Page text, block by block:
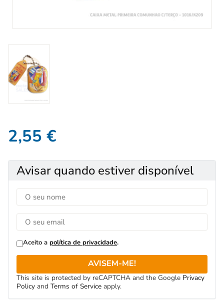
2,55 €
Avisar quando estiver disponível
Aceito a política de privacidade.
AVISEM-ME!
This site is protected by reCAPTCHA and the Google Privacy
Policy and Terms of Service apply.